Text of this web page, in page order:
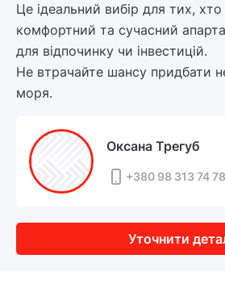
Це ідеальний вибір для тих,
комфортний та сучасний
для відпочинку чи інвестицій.
Не втрачайте шансу придбати
моря.
Оксана Трегуб
+380 98 313 74 78
Уточнити